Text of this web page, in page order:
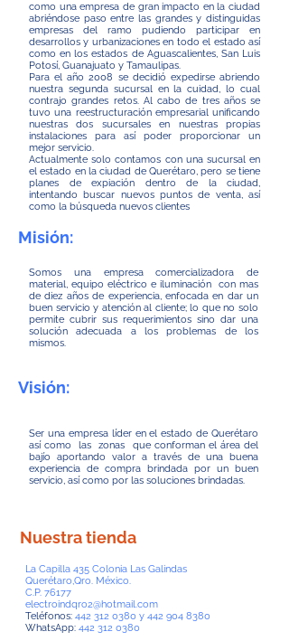
como una empresa de gran impacto en la ciudad
abriéndose paso entre las grandes y distinguidas
empresas del ramo pudiendo participar en
desarrollos y urbanizaciones en todo el estado así
como en los estados de Aguascalientes, San Luis
Potosí, Guanajuato y Tamaulipas.
Para el año 2008 se decidió expedirse abriendo
nuestra segunda sucursal en la cuidad, lo cual
contrajo grandes retos. Al cabo de tres años se
tuvo una reestructuración empresarial unificando
nuestras dos sucursales en nuestras propias
instalaciones para así poder proporcionar un
mejor servicio.
Actualmente solo contamos con una sucursal en
el estado en la ciudad de Querétaro, pero se tiene
planes de expiación dentro de la ciudad,
intentando buscar nuevos puntos de venta, así
como la búsqueda nuevos clientes
Misión:
Somos una empresa comercializadora de
material, equipo eléctrico e iluminación con mas
de diez años de experiencia, enfocada en dar un
buen servicio y atención al cliente; lo que no solo
permite cubrir sus requerimientos sino dar una
solución adecuada a los problemas de los
mismos.
Visión:
Ser una empresa líder en el estado de Querétaro
así como las zonas que conforman el área del
bajío aportando valor a través de una buena
experiencia de compra brindada por un buen
servicio, así como por las soluciones brindadas.
Nuestra tienda
La Capilla 435 Colonia Las Galindas
Querétaro,Qro. México.
C.P. 76177
electroindqro2@hotmail.com
Teléfonos: 442 312 0380 y 442 904 8380
WhatsApp: 442 312 0380